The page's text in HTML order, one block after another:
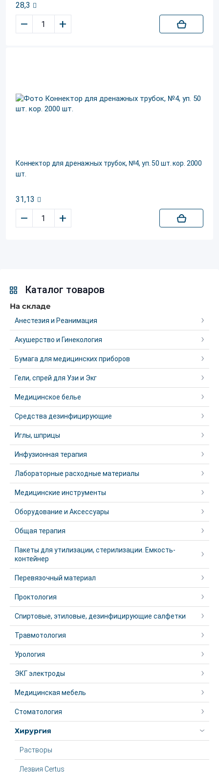
28,3
– +
Коннектор для дренажных трубок, №4, уп. 50 шт. кор. 2000
шт.
31,13
– +
Каталог товаров
На складе
Анестезия и Реанимация
Акушерство и Гинекология
Бумага для медицинских приборов
Гели, спрей для Узи и Экг
Медицинское белье
Средства дезинфицирующие
Иглы, шприцы
Инфузионная терапия
Лабораторные расходные материалы
Медицинские инструменты
Оборудование и Аксессуары
Общая терапия
Пакеты для утилизации, стерилизации. Емкость-
контейнер
Перевязочный материал
Проктология
Спиртовые, этиловые, дезинфицирующие салфетки
Травмотология
Урология
ЭКГ электроды
Медицинская мебель
Стоматология
Хирургия
Растворы
Лезвия Certus